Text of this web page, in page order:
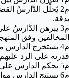
م2 يُحلِّل الدَّارسُ
بدقة.
م3 يبرهن الدَّارسُ
المخالفين وفق
م4 يستخرج
قدرته على الرد
م5 يحكم الدارس على المخالفين بموضوعية وتجرد علمي.
م6 يستنج الدارس